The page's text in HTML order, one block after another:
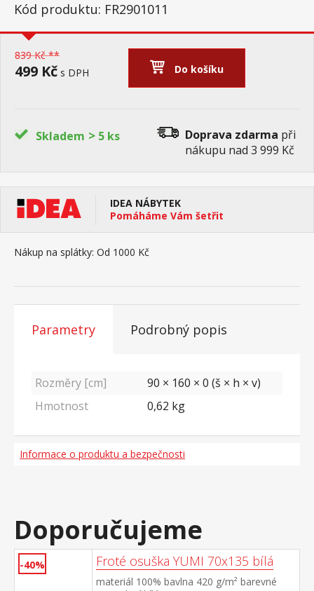
Kód produktu: FR2901011
839 Kč **
499 Kč s DPH Do košíku
Skladem > 5 ks Doprava zdarma při
nákupu nad 3 999 Kč
IDEA NÁBYTEK
Pomáháme Vám šetřit
Nákup na splátky: Od 1000 Kč
Parametry Podrobný popis
Rozměry [cm]
90 × 160 × 0 (š × h × v)
Hmotnost
0,62 kg
Informace o produktu a bezpečnosti
Doporučujeme
-40% Froté osuška YUMI 70x135 bílá
materiál 100% bavlna 420 g/m² barevné